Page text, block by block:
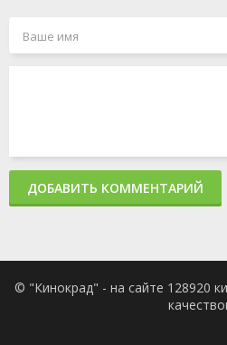
ДОБАВИТЬ КОММЕНТАРИЙ
© "Кинокрад" - на сайте 128920